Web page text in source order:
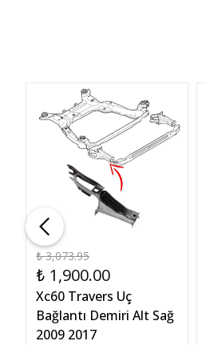
₺ 3,073.95
₺ 1,900.00
Xc60 Travers Uç
Bağlantı Demiri Alt Sağ
2009 2017